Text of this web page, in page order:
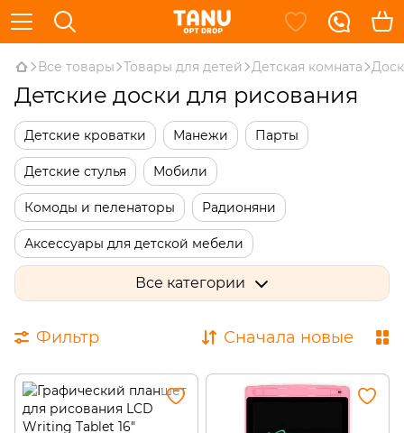
Все товары Товары для детей Детская комната
Детские доски для рисования
Детские кроватки Манежи Парты
Детские стулья Мобили
Комоды и пеленаторы Радионяни
Аксессуары для детской мебели
Столы для творчества Детская безопасность
Доски для рисования
Все категории
Фильтр Сначала новые